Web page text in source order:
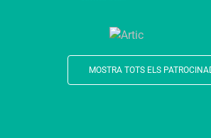
MOSTRA TOTS ELS